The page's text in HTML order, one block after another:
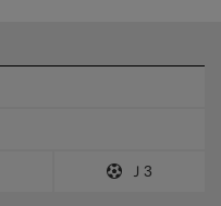
Ｊ3